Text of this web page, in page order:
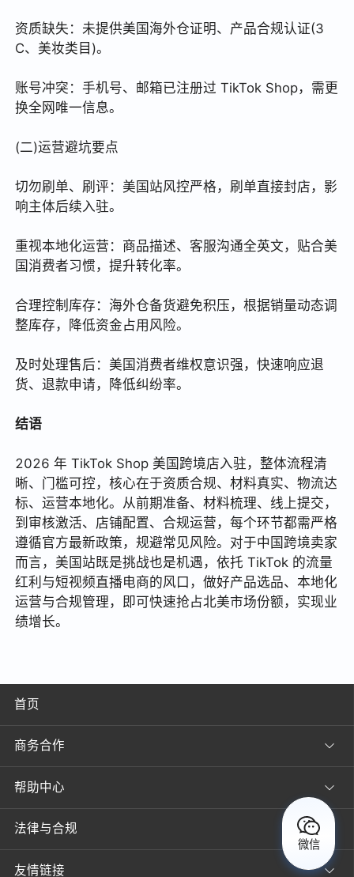
资质缺失：未提供美国海外仓证明、产品合规认证(3
C、美妆类目)。
账号冲突：手机号、邮箱已注册过 TikTok Shop，需更
换全网唯一信息。
(二)运营避坑要点
切勿刷单、刷评：美国站风控严格，刷单直接封店，影
响主体后续入驻。
重视本地化运营：商品描述、客服沟通全英文，贴合美
国消费者习惯，提升转化率。
合理控制库存：海外仓备货避免积压，根据销量动态调
整库存，降低资金占用风险。
及时处理售后：美国消费者维权意识强，快速响应退
货、退款申请，降低纠纷率。
结语
2026 年 TikTok Shop 美国跨境店入驻，整体流程清
晰、门槛可控，核心在于资质合规、材料真实、物流达
标、运营本地化。从前期准备、材料梳理、线上提交，
到审核激活、店铺配置、合规运营，每个环节都需严格
遵循官方最新政策，规避常见风险。对于中国跨境卖家
而言，美国站既是挑战也是机遇，依托 TikTok 的流量
红利与短视频直播电商的风口，做好产品选品、本地化
运营与合规管理，即可快速抢占北美市场份额，实现业
绩增长。
微信
首页
商务合作
帮助中心
法律与合规
友情链接